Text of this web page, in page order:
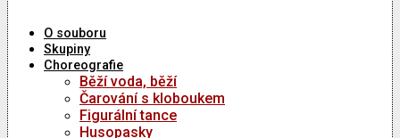
O souboru
Skupiny
Choreografie
Běží voda, běží
Čarování s kloboukem
Figurální tance
Husopasky